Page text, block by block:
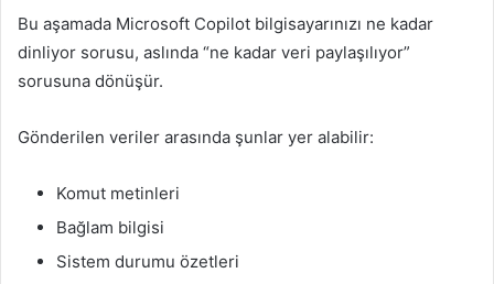
Bu aşamada Microsoft Copilot bilgisayarınızı ne kadar
dinliyor sorusu, aslında “ne kadar veri paylaşılıyor”
sorusuna dönüşür.
Gönderilen veriler arasında şunlar yer alabilir:
Komut metinleri
Bağlam bilgisi
Sistem durumu özetleri